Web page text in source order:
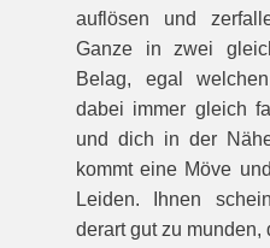
auflösen und
Ganze in zwei
Belag, egal
dabei immer gleich
und dich in der
kommt eine Möve
Leiden. Ihnen
derart gut zu munden,